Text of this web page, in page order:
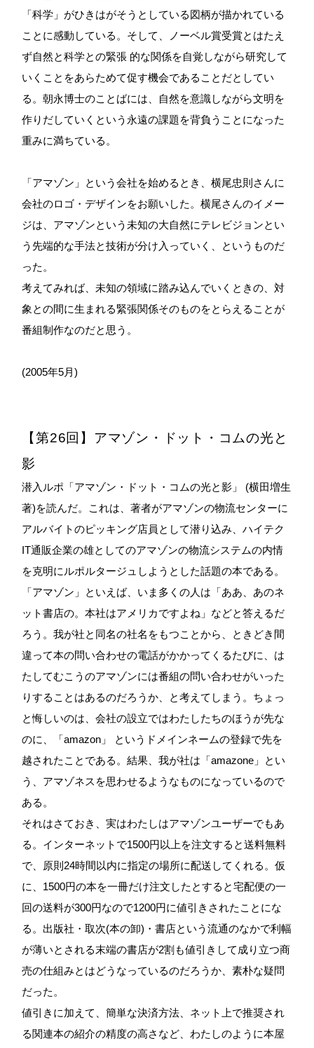
「科学」がひきはがそうとしている図柄が描かれている
ことに感動している。そして、ノーベル賞受賞とはたえ
ず自然と科学との緊張 的な関係を自覚しながら研究して
いくことをあらためて促す機会であることだとしてい
る。朝永博士のことばには、自然を意識しながら文明を
作りだしていくという永遠の課題を背負うことになった
重みに満ちている。
「アマゾン」という会社を始めるとき、横尾忠則さんに
会社のロゴ・デザインをお願いした。横尾さんのイメー
ジは、アマゾンという未知の大自然にテレビジョンとい
う先端的な手法と技術が分け入っていく、というものだ
った。
考えてみれば、未知の領域に踏み込んでいくときの、対
象との間に生まれる緊張関係そのものをとらえることが
番組制作なのだと思う。
(2005年5月)
【第26回】アマゾン・ドット・コムの光と
影
潜入ルポ「アマゾン・ドット・コムの光と影」 (横田増生
著)を読んだ。これは、著者がアマゾンの物流センターに
アルバイトのピッキング店員として潜り込み、ハイテク
IT通販企業の雄としてのアマゾンの物流システムの内情
を克明にルポルタージュしようとした話題の本である。
「アマゾン」といえば、いま多くの人は「ああ、あのネ
ット書店の。本社はアメリカですよね」などと答えるだ
ろう。我が社と同名の社名をもつことから、ときどき間
違って本の問い合わせの電話がかかってくるたびに、は
たしてむこうのアマゾンには番組の問い合わせがいった
りすることはあるのだろうか、と考えてしまう。ちょっ
と悔しいのは、会社の設立ではわたしたちのほうが先な
のに、「amazon」 というドメインネームの登録で先を
越されたことである。結果、我が社は「amazone」とい
う、アマゾネスを思わせるようなものになっているので
ある。
それはさておき、実はわたしはアマゾンユーザーでもあ
る。インターネットで1500円以上を注文すると送料無料
で、原則24時間以内に指定の場所に配送してくれる。仮
に、1500円の本を一冊だけ注文したとすると宅配便の一
回の送料が300円なので1200円に値引きされたことにな
る。出版社・取次(本の卸)・書店という流通のなかで利幅
が薄いとされる末端の書店が2割も値引きして成り立つ商
売の仕組みとはどうなっているのだろうか、素朴な疑問
だった。
値引きに加えて、簡単な決済方法、ネット上で推奨され
る関連本の紹介の精度の高さなど、わたしのように本屋